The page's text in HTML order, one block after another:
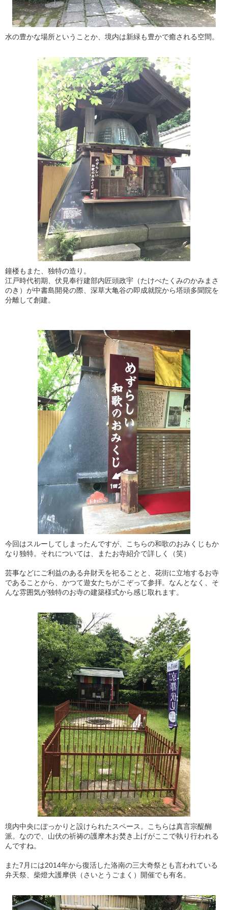
水の豊かな場所ということか、境内は新緑も豊かで癒される空間。
鐘楼もまた、独特の造り。
江戸時代初期、伏見奉行建部内匠頭政宇（たけべたくみのかみまさ
のき）が中書島開発の際、深草大亀谷の即成就院から塔頭多聞院を
分離して創建。
今回はスルーしてしまったんですが、こちらの和歌のおみくじもか
なり独特。それについては、またお寺紹介で詳しく（笑）
芸事などにご利益のある弁財天を祀ることと、花街に立地するお寺
であることから、かつて遊女たちがこぞって参拝。なんとなく、そ
んな雰囲気が独特のお寺の建築様式から感じ取れます。
境内中央にぽっかりと設けられたスペース。こちらは真言宗醍醐
派。なので、山伏の祈祷の護摩木お焚き上げがここで執り行われる
んですね。
また7月には2014年から復活した洛南の三大奇祭とも言われている
弁天祭、柴燈大護摩供（さいとうごまく）開催でも有名。